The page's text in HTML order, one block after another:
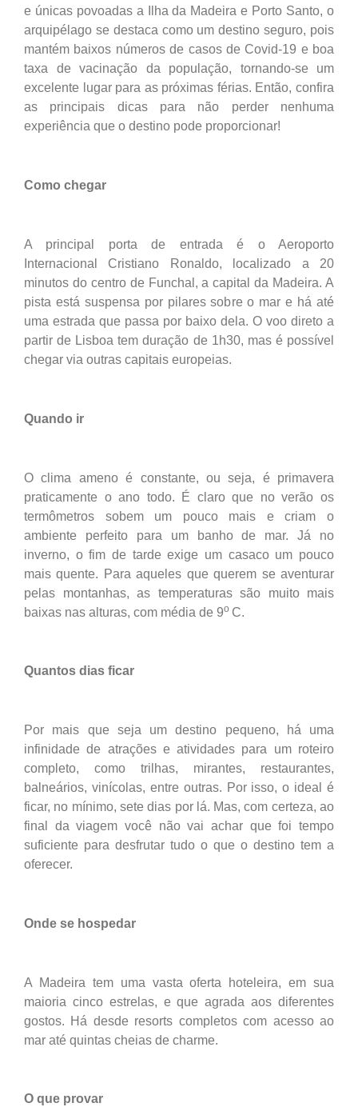
e únicas povoadas a Ilha da Madeira e Porto Santo, o
arquipélago se destaca como um destino seguro, pois
mantém baixos números de casos de Covid-19 e boa
taxa de vacinação da população, tornando-se um
excelente lugar para as próximas férias. Então, confira
as principais dicas para não perder nenhuma
experiência que o destino pode proporcionar!
Como chegar
A principal porta de entrada é o Aeroporto
Internacional Cristiano Ronaldo, localizado a 20
minutos do centro de Funchal, a capital da Madeira. A
pista está suspensa por pilares sobre o mar e há até
uma estrada que passa por baixo dela. O voo direto a
partir de Lisboa tem duração de 1h30, mas é possível
chegar via outras capitais europeias.
Quando ir
O clima ameno é constante, ou seja, é primavera
praticamente o ano todo. É claro que no verão os
termômetros sobem um pouco mais e criam o
ambiente perfeito para um banho de mar. Já no
inverno, o fim de tarde exige um casaco um pouco
mais quente. Para aqueles que querem se aventurar
pelas montanhas, as temperaturas são muito mais
baixas nas alturas, com média de 9o C.
Quantos dias ficar
Por mais que seja um destino pequeno, há uma
infinidade de atrações e atividades para um roteiro
completo, como trilhas, mirantes, restaurantes,
balneários, vinícolas, entre outras. Por isso, o ideal é
ficar, no mínimo, sete dias por lá. Mas, com certeza, ao
final da viagem você não vai achar que foi tempo
suficiente para desfrutar tudo o que o destino tem a
oferecer.
Onde se hospedar
A Madeira tem uma vasta oferta hoteleira, em sua
maioria cinco estrelas, e que agrada aos diferentes
gostos. Há desde resorts completos com acesso ao
mar até quintas cheias de charme.
O que provar